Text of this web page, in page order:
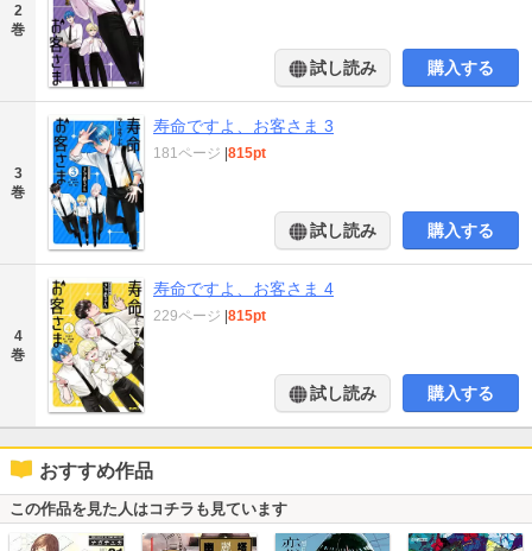
2
巻
試し読み 購入する
3
巻
寿命ですよ、お客さま 3
181ページ |815pt
試し読み 購入する
4
巻
寿命ですよ、お客さま 4
229ページ |815pt
試し読み 購入する
おすすめ作品
この作品を見た人はコチラも見ています